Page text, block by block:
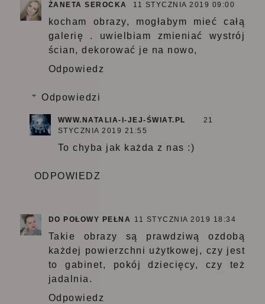
ŻANETA SEROCKA 11 STYCZNIA 2019 09:00
kocham obrazy, mogłabym mieć całą
galerię . uwielbiam zmieniać wystrój
ścian, dekorować je na nowo,
Odpowiedz
Odpowiedzi
WWW.NATALIA-I-JEJ-ŚWIAT.PL
21
STYCZNIA 2019 21:55
To chyba jak każda z nas :)
ODPOWIEDZ
DO POŁOWY PEŁNA 11 STYCZNIA 2019 18:34
Takie obrazy są prawdziwą ozdobą
każdej powierzchni użytkowej, czy jest
to gabinet, pokój dziecięcy, czy też
jadalnia.
Odpowiedz